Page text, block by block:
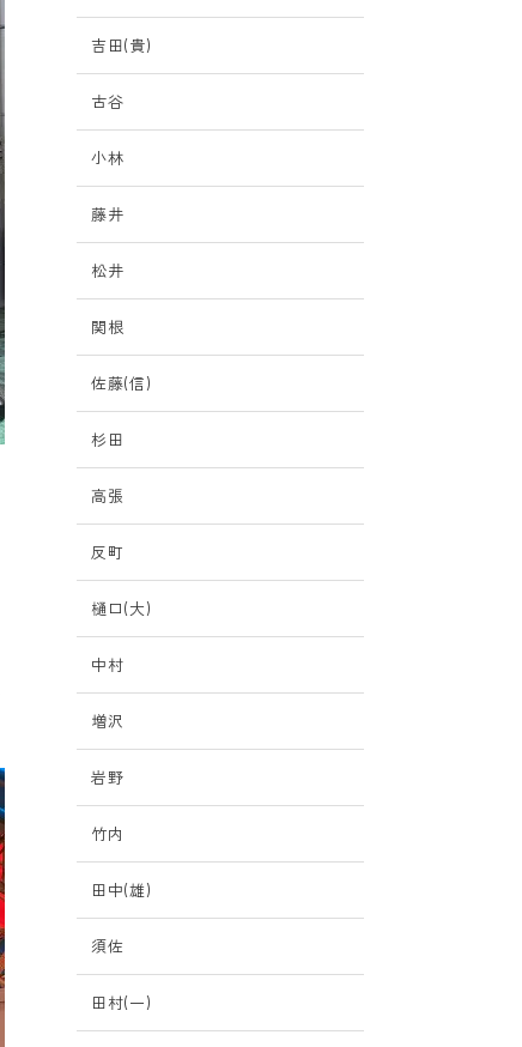
吉田(貴)
古谷
小林
藤井
松井
関根
佐藤(信)
杉田
高張
反町
樋口(大)
中村
増沢
岩野
竹内
田中(雄)
須佐
田村(一)